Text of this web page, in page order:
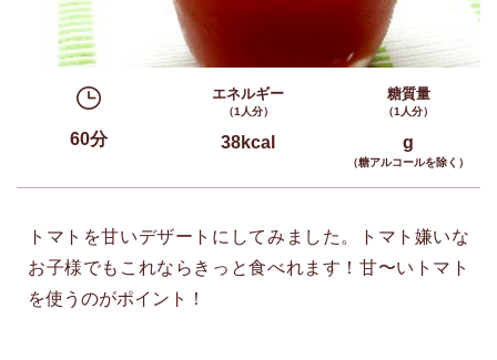
60分
エネルギー
（1人分）
38kcal
糖質量
（1人分）
g
（糖アルコールを除く）
トマトを甘いデザートにしてみました。トマト嫌いな
お子様でもこれならきっと食べれます！甘〜いトマト
を使うのがポイント！